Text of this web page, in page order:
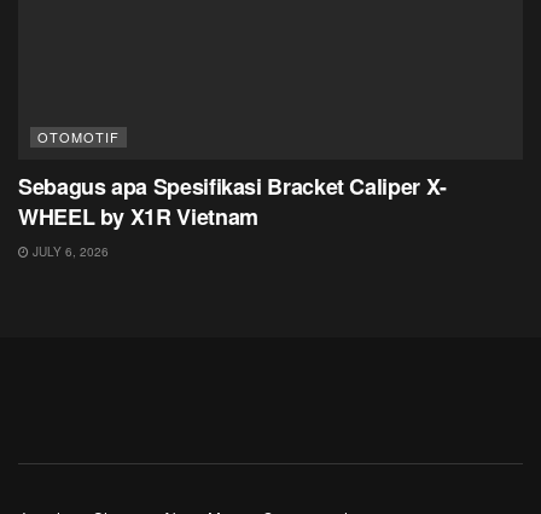
OTOMOTIF
Sebagus apa Spesifikasi Bracket Caliper X-
WHEEL by X1R Vietnam
JULY 6, 2026